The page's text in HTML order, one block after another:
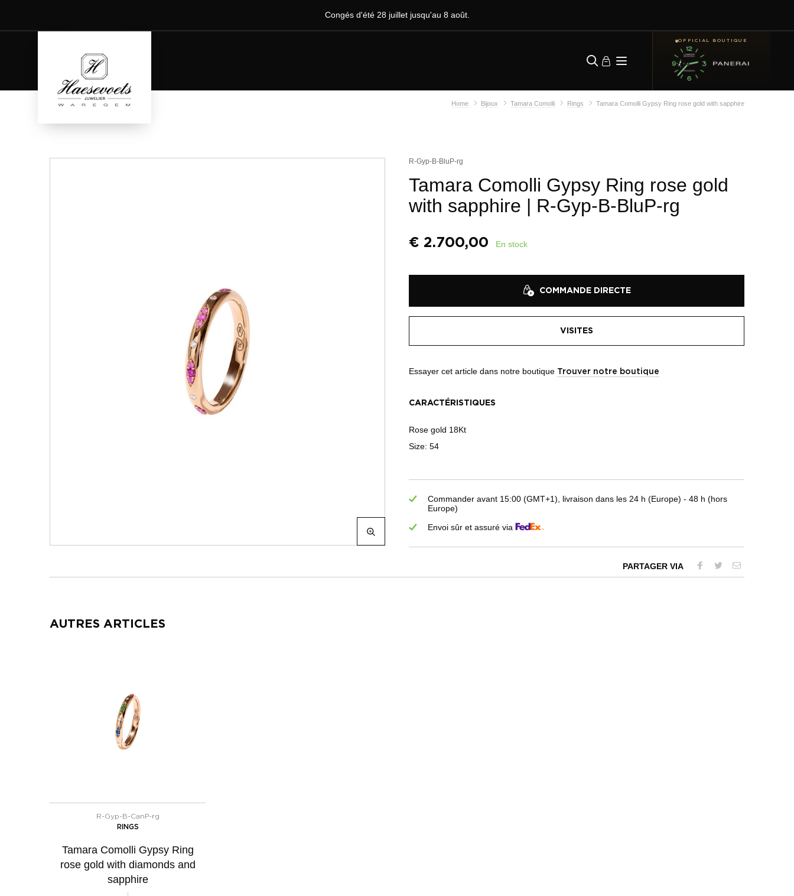
Congés d'été 28 juillet jusqu'au 8 août.
OFFICIAL BOUTIQUE
Home Bijoux Tamara Comolli Rings Tamara Comolli Gypsy Ring rose gold with sapphire
R-Gyp-B-BluP-rg
Tamara Comolli Gypsy Ring rose gold
with sapphire | R-Gyp-B-BluP-rg
€ 2.700,00 En stock
COMMANDE DIRECTE
VISITES
Essayer cet article dans notre boutique Trouver notre boutique
CARACTÉRISTIQUES
Rose gold 18Kt
Size: 54
Commander avant 15:00 (GMT+1), livraison dans les 24 h (Europe) - 48 h (hors
Europe)
Envoi sûr et assuré via
PARTAGER VIA
AUTRES ARTICLES
R-Gyp-B-CanP-rg
RINGS
Tamara Comolli Gypsy Ring
rose gold with diamonds and
sapphire